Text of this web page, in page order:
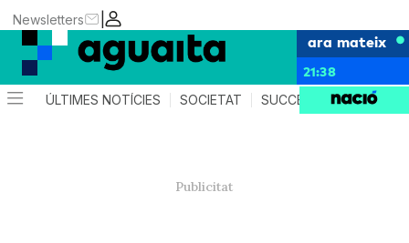
|
Newsletters
ara mateix
21:38
ÚLTIMES NOTÍCIES SOCIETAT SUCCESSOS AGENDA